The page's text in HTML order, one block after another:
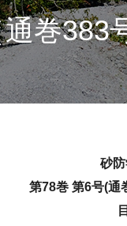
巻383
砂
第78巻 第6号(通